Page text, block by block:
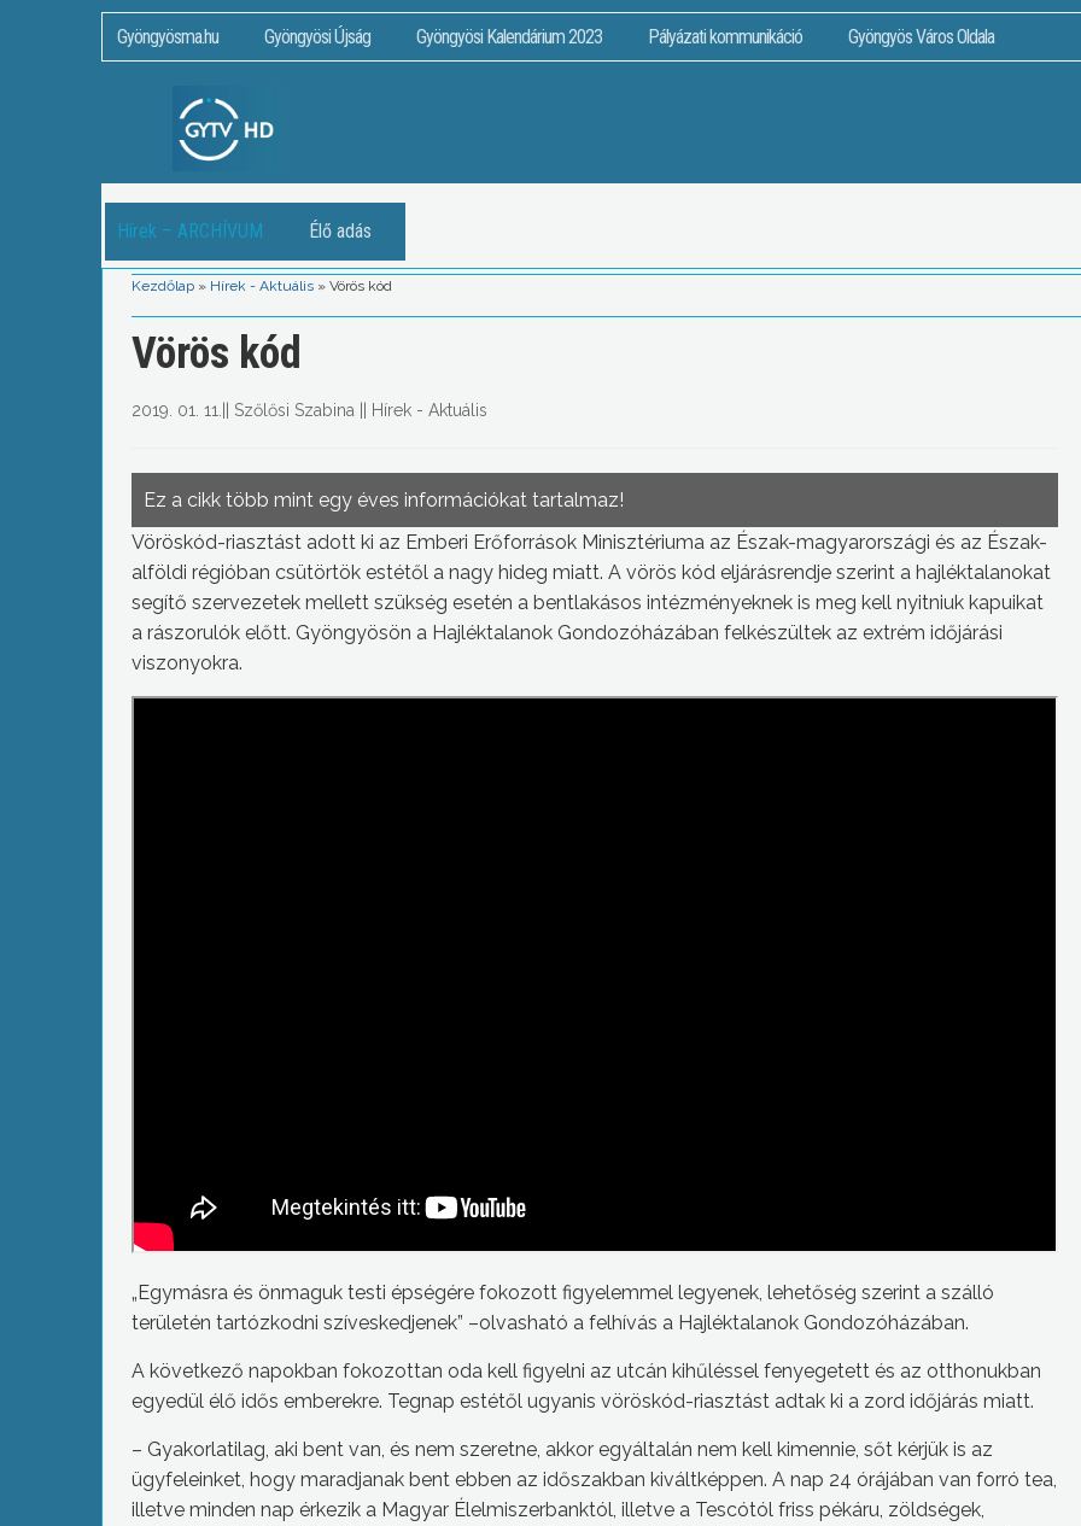
Gyöngyösma.hu Gyöngyösi Újság Gyöngyösi Kalendárium 2023 Pályázati kommunikáció Gyöngyös Város Oldala
Hírek – ARCHÍVUM Élő adás
Kezdőlap » Hírek - Aktuális » Vörös kód
Vörös kód
2019. 01. 11. Szőlősi Szabina Hírek - Aktuális
Ez a cikk több mint egy éves információkat tartalmaz!
Vöröskód-riasztást adott ki az Emberi Erőforrások Minisztériuma az Észak-magyarországi és az Észak-
alföldi régióban csütörtök estétől a nagy hideg miatt. A vörös kód eljárásrendje szerint a hajléktalanokat
segítő szervezetek mellett szükség esetén a bentlakásos intézményeknek is meg kell nyitniuk kapuikat
a rászorulók előtt. Gyöngyösön a Hajléktalanok Gondozóházában felkészültek az extrém időjárási
viszonyokra.
„Egymásra és önmaguk testi épségére fokozott figyelemmel legyenek, lehetőség szerint a szálló
területén tartózkodni szíveskedjenek” –olvasható a felhívás a Hajléktalanok Gondozóházában.
A következő napokban fokozottan oda kell figyelni az utcán kihűléssel fenyegetett és az otthonukban
egyedül élő idős emberekre. Tegnap estétől ugyanis vöröskód-riasztást adtak ki a zord időjárás miatt.
– Gyakorlatilag, aki bent van, és nem szeretne, akkor egyáltalán nem kell kimennie, sőt kérjük is az
ügyfeleinket, hogy maradjanak bent ebben az időszakban kiváltképpen. A nap 24 órájában van forró tea,
illetve minden nap érkezik a Magyar Élelmiszerbanktól, illetve a Tescótól friss pékáru, zöldségek,